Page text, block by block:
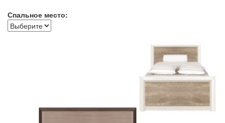
Спальное место: